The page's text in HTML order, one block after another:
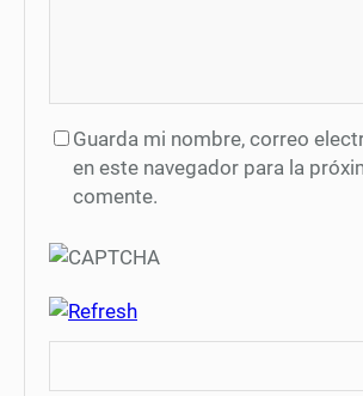
Guarda mi nombre, correo
en este navegador para la
comente.